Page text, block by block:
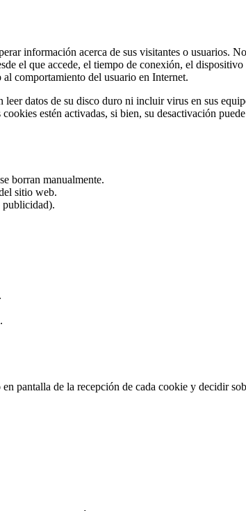
información acerca de sus visitantes o usuarios.
el que accede, el tiempo de conexión, el
al comportamiento del usuario en Internet.
datos de su disco duro ni incluir virus en sus
estén activadas, si bien, su desactivación
borran manualmente.
sitio web.
publicidad).
pantalla de la recepción de cada cookie y decidir